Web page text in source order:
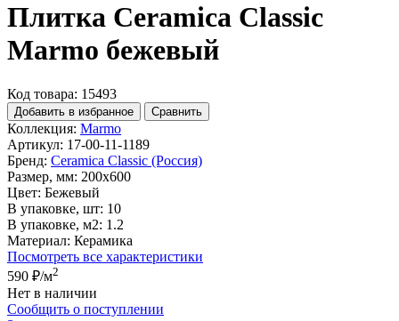
Плитка Ceramica Classic
Marmo бежевый
Код товара: 15493
Добавить в избранное Сравнить
Коллекция: Marmo
Артикул: 17-00-11-1189
Бренд: Ceramica Classic (Россия)
Размер, мм: 200x600
Цвет: Бежевый
В упаковке, шт: 10
В упаковке, м2: 1.2
Материал: Керамика
Посмотреть все характеристики
590 ₽/м2
Нет в наличии
Сообщить о поступлении